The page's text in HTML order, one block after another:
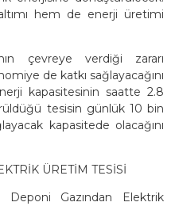
hem de enerji üretimi
çevreye verdiği zararı
de katkı sağlayacağını
kapasitesinin saatte 2.8
tesisin günlük 10 bin
kapasitede olacağını
ÜRETİM TESİSİ
Deponi Gazından Elektrik